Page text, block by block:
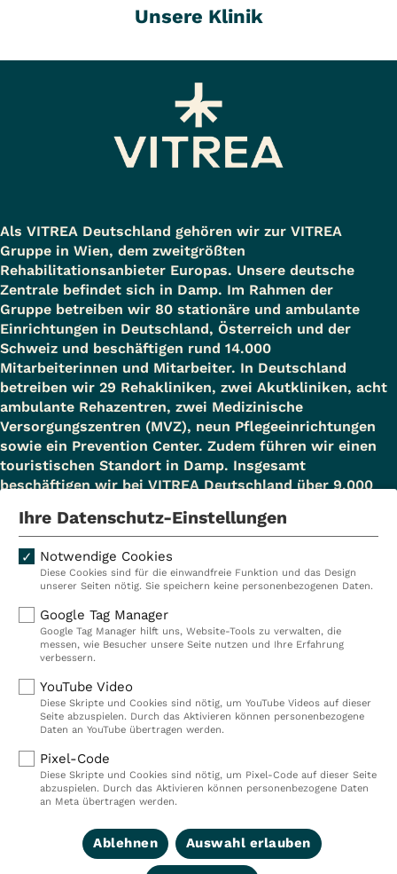
Unsere Klinik
Als VITREA Deutschland gehören wir zur VITREA
Gruppe in Wien, dem zweitgrößten
Rehabilitationsanbieter Europas. Unsere deutsche
Zentrale befindet sich in Damp. Im Rahmen der
Gruppe betreiben wir 80 stationäre und ambulante
Einrichtungen in Deutschland, Österreich und der
Schweiz und beschäftigen rund 14.000
Mitarbeiterinnen und Mitarbeiter. In Deutschland
betreiben wir 29 Rehakliniken, zwei Akutkliniken, acht
ambulante Rehazentren, zwei Medizinische
Versorgungszentren (MVZ), neun Pflegeeinrichtungen
sowie ein Prevention Center. Zudem führen wir einen
touristischen Standort in Damp. Insgesamt
beschäftigen wir bei VITREA Deutschland über 9.000
Kliniken
Ambulant
Reha
Prävention
Karriere
VITREA Deutschland
IMPRESSUM
HINWEISGEBERSYSTEM
AUFSICHTSBEHÖRDEN
Ihre Datenschutz-Einstellungen
Notwendige Cookies
Diese Cookies sind für die einwandfreie Funktion und das Design
unserer Seiten nötig. Sie speichern keine personenbezogenen Daten.
Google Tag Manager
Google Tag Manager hilft uns, Website-Tools zu verwalten, die
messen, wie Besucher unsere Seite nutzen und Ihre Erfahrung
verbessern.
YouTube Video
Diese Skripte und Cookies sind nötig, um YouTube Videos auf dieser
Seite abzuspielen. Durch das Aktivieren können personenbezogene
Daten an YouTube übertragen werden.
Pixel-Code
Diese Skripte und Cookies sind nötig, um Pixel-Code auf dieser Seite
abzuspielen. Durch das Aktivieren können personenbezogene Daten
an Meta übertragen werden.
Ablehnen Auswahl erlauben